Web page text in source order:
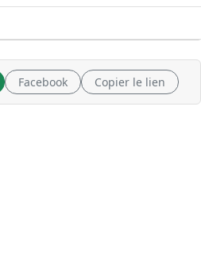
Facebook Copier le lien